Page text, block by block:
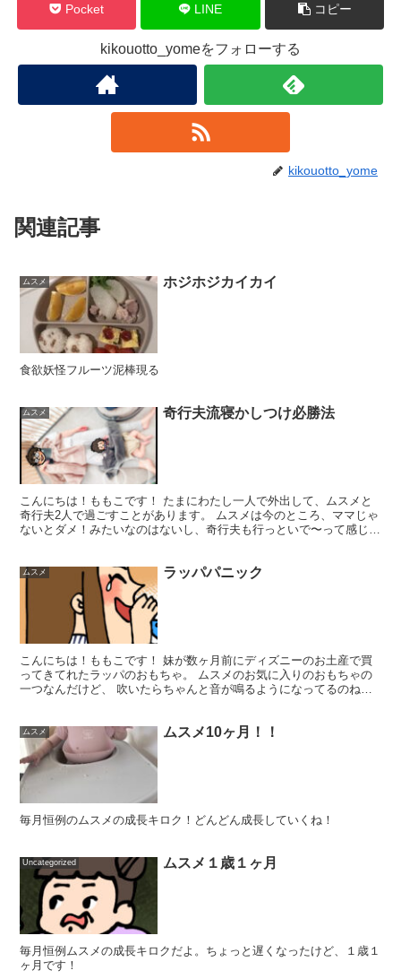
Pocket LINE コピー
kikouotto_yomeをフォローする
kikouotto_yome
関連記事
ムスメ ホジホジカイカイ
食欲妖怪フルーツ泥棒現る
ムスメ 奇行夫流寝かしつけ必勝法
こんにちは！ももこです！ たまにわたし一人で外出して、ムスメと
奇行夫2人で過ごすことがあります。 ムスメは今のところ、ママじゃ
ないとダメ！みたいなのはないし、奇行夫も行っといで〜って感じな
ムスメ ラッパパニック
こんにちは！ももこです！ 妹が数ヶ月前にディズニーのお土産で買
ってきてれたラッパのおもちゃ。 ムスメのお気に入りのおもちゃの
一つなんだけど、 吹いたらちゃんと音が鳴るようになってるのね。
ムスメ ムスメ10ヶ月！！
毎月恒例のムスメの成長キロク！どんどん成長していくね！
Uncategorized ムスメ１歳１ヶ月
毎月恒例ムスメの成長キロクだよ。ちょっと遅くなったけど、１歳１
ヶ月です！